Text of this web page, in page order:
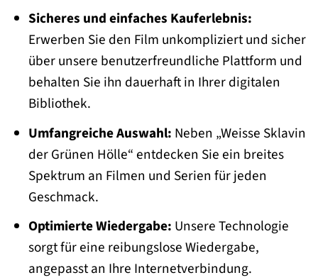
Sicheres und einfaches Kauferlebnis:
Erwerben Sie den Film unkompliziert und sicher
über unsere benutzerfreundliche Plattform und
behalten Sie ihn dauerhaft in Ihrer digitalen
Bibliothek.
Umfangreiche Auswahl: Neben „Weisse Sklavin
der Grünen Hölle“ entdecken Sie ein breites
Spektrum an Filmen und Serien für jeden
Geschmack.
Optimierte Wiedergabe: Unsere Technologie
sorgt für eine reibungslose Wiedergabe,
angepasst an Ihre Internetverbindung.